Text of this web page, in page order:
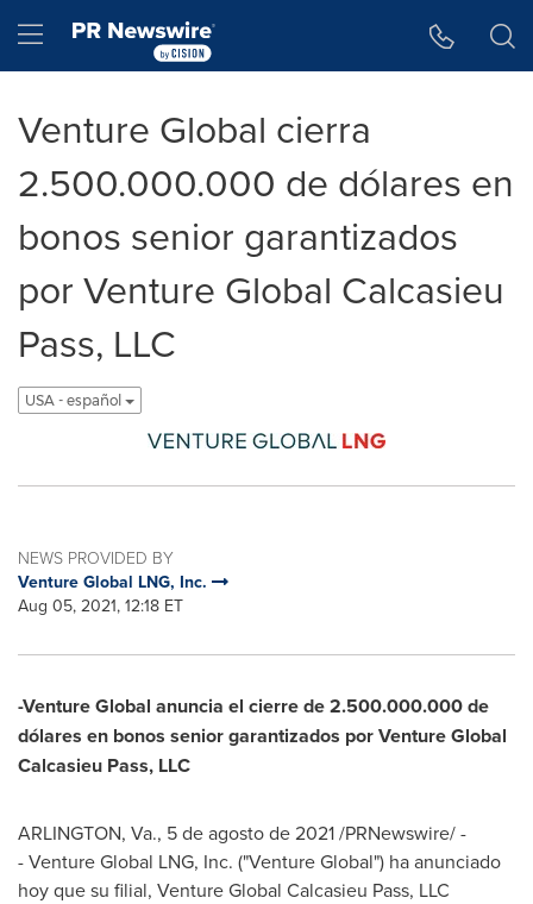
Hamburger menu
Venture Global cierra
2.500.000.000 de dólares en
bonos senior garantizados
por Venture Global Calcasieu
Pass, LLC
USA - español
NEWS PROVIDED BY
Venture Global LNG, Inc.
Aug 05, 2021, 12:18 ET
-Venture Global anuncia el cierre de 2.500.000.000 de
dólares en bonos senior garantizados por Venture Global
Calcasieu Pass, LLC
ARLINGTON, Va., 5 de agosto de 2021 /PRNewswire/ -
- Venture Global LNG, Inc. ("Venture Global") ha anunciado
hoy que su filial, Venture Global Calcasieu Pass, LLC